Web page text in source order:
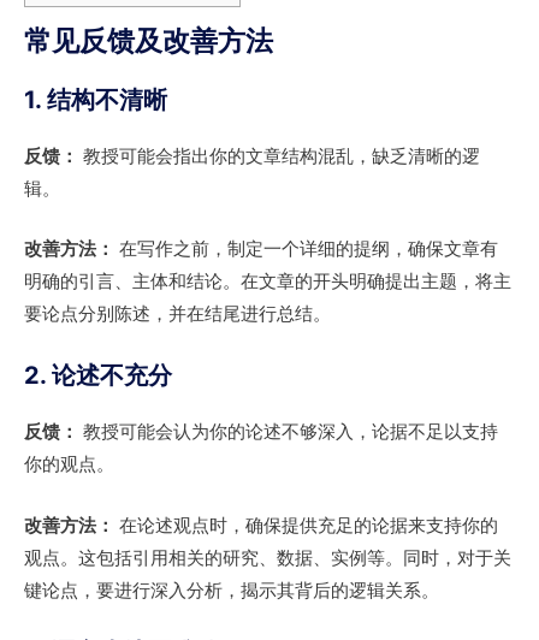
常见反馈及改善方法
1. 结构不清晰
反馈： 教授可能会指出你的文章结构混乱，缺乏清晰的逻
辑。
改善方法： 在写作之前，制定一个详细的提纲，确保文章有
明确的引言、主体和结论。在文章的开头明确提出主题，将主
要论点分别陈述，并在结尾进行总结。
2. 论述不充分
反馈： 教授可能会认为你的论述不够深入，论据不足以支持
你的观点。
改善方法： 在论述观点时，确保提供充足的论据来支持你的
观点。这包括引用相关的研究、数据、实例等。同时，对于关
键论点，要进行深入分析，揭示其背后的逻辑关系。